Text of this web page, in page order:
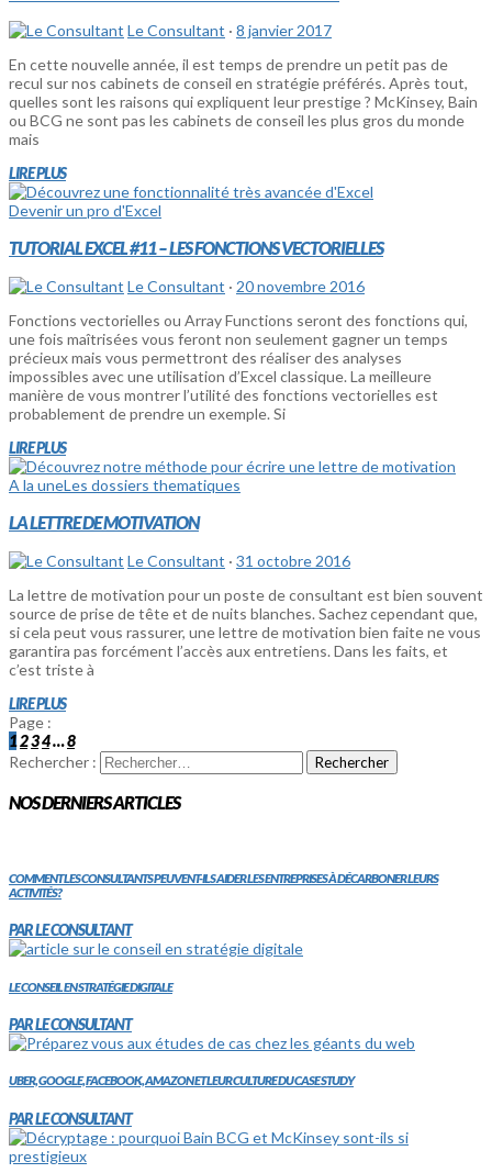
Le Consultant · 8 janvier 2017
En cette nouvelle année, il est temps de prendre un petit pas de
recul sur nos cabinets de conseil en stratégie préférés. Après tout,
quelles sont les raisons qui expliquent leur prestige ? McKinsey, Bain
ou BCG ne sont pas les cabinets de conseil les plus gros du monde
mais
LIRE PLUS
Devenir un pro d'Excel
TUTORIAL EXCEL #11 – LES FONCTIONS VECTORIELLES
Le Consultant · 20 novembre 2016
Fonctions vectorielles ou Array Functions seront des fonctions qui,
une fois maîtrisées vous feront non seulement gagner un temps
précieux mais vous permettront des réaliser des analyses
impossibles avec une utilisation d’Excel classique. La meilleure
manière de vous montrer l’utilité des fonctions vectorielles est
probablement de prendre un exemple. Si
LIRE PLUS
A la uneLes dossiers thematiques
LA LETTRE DE MOTIVATION
Le Consultant · 31 octobre 2016
La lettre de motivation pour un poste de consultant est bien souvent
source de prise de tête et de nuits blanches. Sachez cependant que,
si cela peut vous rassurer, une lettre de motivation bien faite ne vous
garantira pas forcément l’accès aux entretiens. Dans les faits, et
c’est triste à
LIRE PLUS
Page :
1234…8
Rechercher :
NOS DERNIERS ARTICLES
COMMENT LES CONSULTANTS PEUVENT-ILS AIDER LES ENTREPRISES À DÉCARBONER LEURS
ACTIVITÉS?
PAR LE CONSULTANT
LE CONSEIL EN STRATÉGIE DIGITALE
PAR LE CONSULTANT
UBER, GOOGLE, FACEBOOK, AMAZON ET LEUR CULTURE DU CASE STUDY
PAR LE CONSULTANT